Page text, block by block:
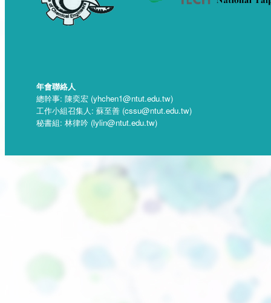
年會聯絡人
總幹事: 陳奕宏 (yhchen1@ntut.edu.tw)
工作小組召集人: 蘇至善 (cssu@ntut.edu.tw)
秘書組: 林律吟 (lylin@ntut.edu.tw)